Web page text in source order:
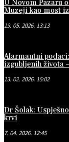
U Novom Pazaru
Muzeji kao most
19. 05. 2026. 13:13
Alarmantni
izgubljenih života
13. 02. 2026. 15:02
Dr Šolak:
krvi
7. 04. 2026. 12:45